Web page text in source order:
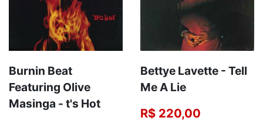
Burnin Beat
Featuring Olive
Masinga - t's Hot
Bettye Lavette - Tell
Me A Lie
R$ 220,00